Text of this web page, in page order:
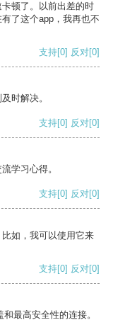
顿了。以前出差的时
了这个app，我再也不
支持[0] 反对[0]
时解决。
支持[0] 反对[0]
学习心得。
支持[0] 反对[0]
如，我可以使用它来
支持[0] 反对[0]
最高安全性的连接。